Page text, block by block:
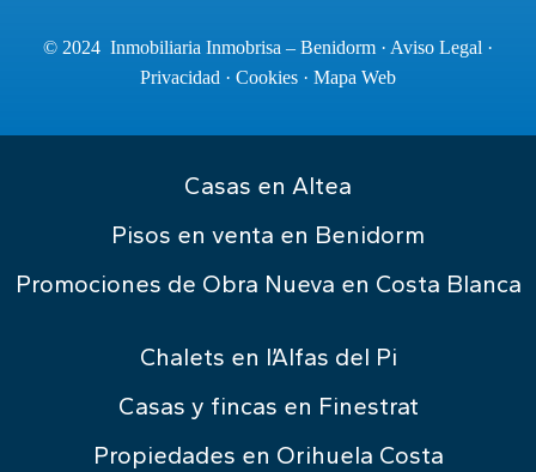
© 2024 Inmobiliaria Inmobrisa – Benidorm · Aviso Legal ·
Privacidad · Cookies · Mapa Web
Casas en Altea
Pisos en venta en Benidorm
Promociones de Obra Nueva en Costa Blanca
Chalets en l’Alfas del Pi
Casas y fincas en Finestrat
Propiedades en Orihuela Costa